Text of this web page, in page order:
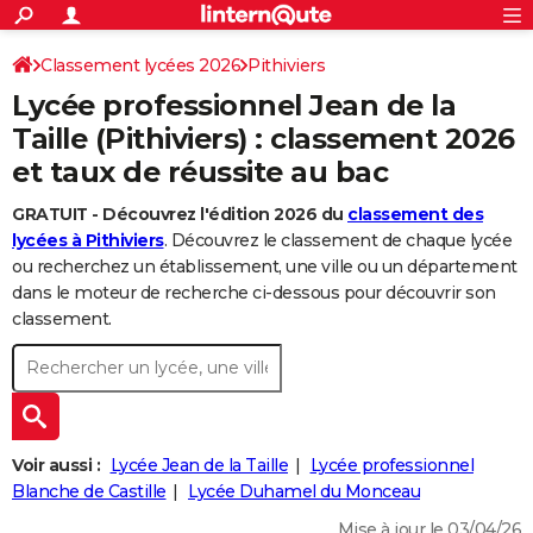
ACTUALITÉS
Politique
Société
Faits Divers
Education
Monde
Villes
+
SPORT
Coupe du monde 2026
Football
Tennis
Cyclisme
Rugby
Forum
CULTURE
Programme TV
TNT
Streaming
Cinéma
Sorties cinéma
Musique
+
FINANCE
Retraite
Impôts
Epargne
Immobilier
Risques naturels par ville
Banque
Assurance
Crédit
AUTO
Essais
Réserver un essai
Citadines
Berlines
SUV
Forum auto
+
HIGH-TECH
Mobiles
Meilleur smartphone
Internet
Ordinateurs
Jeux vidéo
Guide high-tech
+
BRICOLAGE
Forum
Aménagement intérieur
Extérieur
Cuisine
Salle de bains
Jardinage
Rangement
WEEK-END
Guides de France
Escapades
Patrimoine
Expositions
Musées
Week-end nature
+LIFESTYLE
Art de vivre
Bien-être
Loisirs
Mode
Modes de vie
+SANTE
S'inscrire
Connexion
Classement lycées 2026 Pithiviers
Lycée professionnel Jean de la
Taille (Pithiviers) : classement 2026
et taux de réussite au bac
GRATUIT - Découvrez l'édition 2026 du classement des
lycées à Pithiviers. Découvrez le classement de chaque lycée
ou recherchez un établissement, une ville ou un département
dans le moteur de recherche ci-dessous pour découvrir son
classement.
Voir aussi : Lycée Jean de la Taille
Lycée professionnel
Blanche de Castille
Lycée Duhamel du Monceau